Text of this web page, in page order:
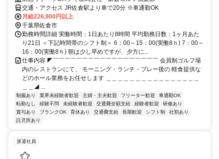
交通・アクセス JR佐倉駅より車で20分 ※車通勤OK
月給226,900円以上
千葉県佐倉市
勤務時間詳細 実働時間：1日あたり8時間 平均勤務日数：1ヶ月あた
り21日 ＜下記時間帯のシフト制＞ 6：00～15：00(実働8ｈ) 7：00～
16：00(実働8ｈ) 朝は少し早めですが、夕方に...
仕事内容 ◤￣￣￣￣￣￣￣￣￣￣￣￣￣￣￣￣￣￣ 会員制ゴルフ場
内のレストランにて、 モーニング・ランチ・プレー後の 軽食提供な
どのホール業務をお任せします ＿＿＿＿＿＿＿＿＿＿＿＿＿＿＿＿
＿＿◢ ...
制服あり 業界未経験者歓迎 主婦・主夫歓迎 フリーター歓迎
車通勤OK
転勤なし
経験不問 未経験者歓迎 交通費全額支給 経験者歓迎
研修あり
賞与あり
ブランクOK 育休あり 交通費支給 長期歓迎 シフト制
社割あり
託児所あり
派遣社員